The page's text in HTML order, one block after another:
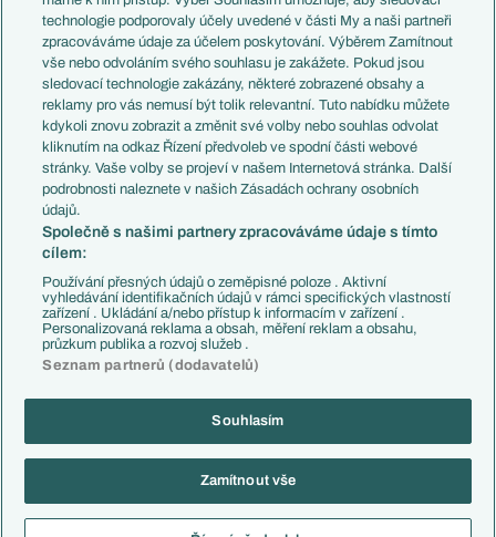
EuroSkauting
PL v kostce
Evropské koeficienty
Přestupy
Přestupové spekulace
Zranění
Kluby
Arsenal FC
Chelsea FC
Manchester United
AC Milán
Juventus FC
Bayern Mnichov
FC Barcelona
Real Madrid
Španělsko
Argentina
Brazílie
Přestupy
Zápasy
Livescore
Tipovací soutěž
Copyright © 2001-2026 EuroFotbal.cz. Využíváme zpravodajství ČTK.
Informace o zpracování osobních údajů
technologie podporovaly účely uvedené v části My a naši partneři
zpracováváme údaje za účelem poskytování. Výběrem Zamítnout
vše nebo odvoláním svého souhlasu je zakážete. Pokud jsou
sledovací technologie zakázány, některé zobrazené obsahy a
reklamy pro vás nemusí být tolik relevantní. Tuto nabídku můžete
kdykoli znovu zobrazit a změnit své volby nebo souhlas odvolat
kliknutím na odkaz Řízení předvoleb ve spodní části webové
stránky. Vaše volby se projeví v našem Internetová stránka. Další
podrobnosti naleznete v našich Zásadách ochrany osobních
údajů.
Společně s našimi partnery zpracováváme údaje s tímto
cílem:
Používání přesných údajů o zeměpisné poloze . Aktivní
vyhledávání identifikačních údajů v rámci specifických vlastností
zařízení . Ukládání a/nebo přístup k informacím v zařízení .
Personalizovaná reklama a obsah, měření reklam a obsahu,
průzkum publika a rozvoj služeb .
Seznam partnerů (dodavatelů)
Souhlasím
Zamítnout vše